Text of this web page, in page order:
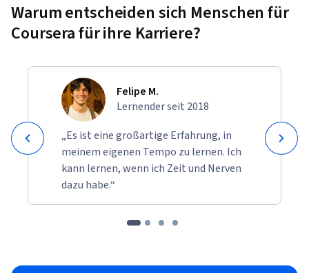
Warum entscheiden sich Menschen für
Coursera für ihre Karriere?
Felipe M.
Lernender seit 2018
„Es ist eine großartige Erfahrung, in
meinem eigenen Tempo zu lernen. Ich
kann lernen, wenn ich Zeit und Nerven
dazu habe.“